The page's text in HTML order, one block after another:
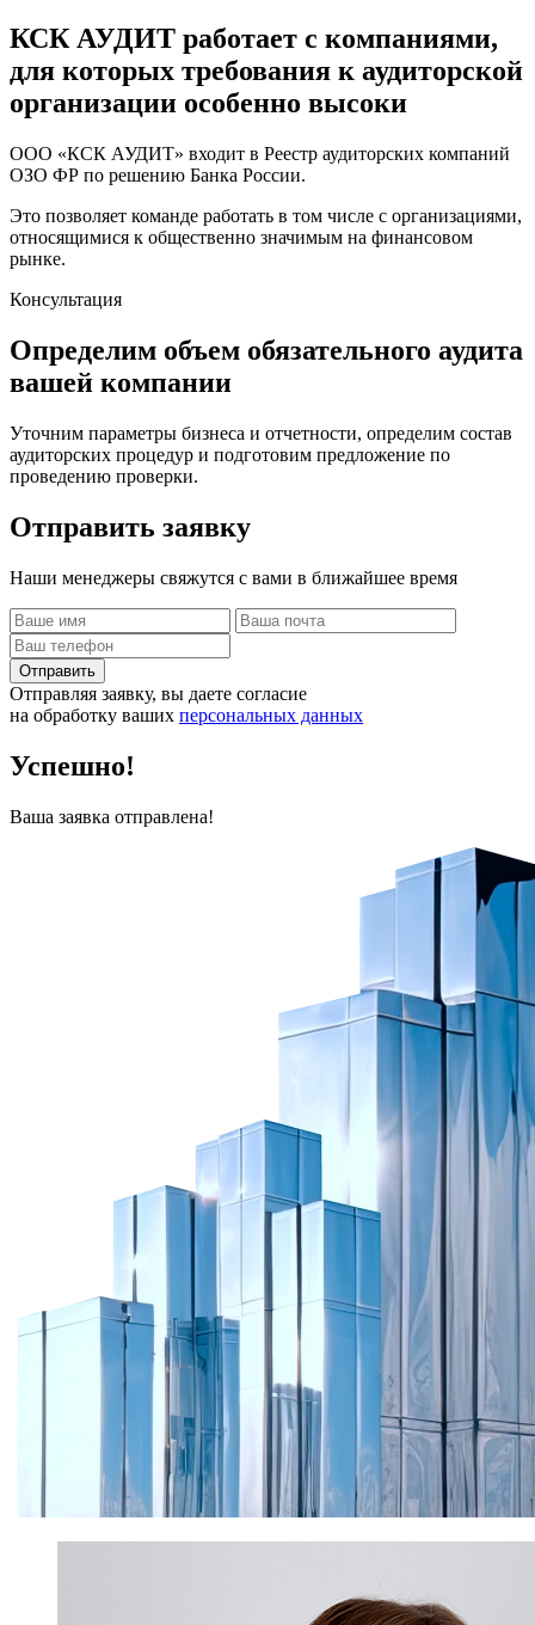
КСК АУДИТ работает с компаниями,
для которых требования к аудиторской
организации особенно высоки
ООО «КСК АУДИТ» входит в Реестр аудиторских компаний
ОЗО ФР по решению Банка России.
Это позволяет команде работать в том числе с организациями,
относящимися к общественно значимым на финансовом
рынке.
Консультация
Определим объем обязательного аудита
вашей компании
Уточним параметры бизнеса и отчетности, определим состав
аудиторских процедур и подготовим предложение по
проведению проверки.
Отправить заявку
Наши менеджеры свяжутся с вами в ближайшее время
Отправить
Отправляя заявку, вы даете согласие
на обработку ваших персональных данных
Успешно!
Ваша заявка отправлена!